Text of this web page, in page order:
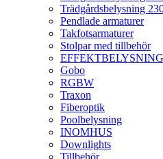
Trädgårdsbelysning
Pendlade armaturer
Takfotsarmaturer
Stolpar med tillbehör
Gobo
RGBW
Traxon
Fiberoptik
Poolbelysning
INOMHUS
Downlights
Tillbehör